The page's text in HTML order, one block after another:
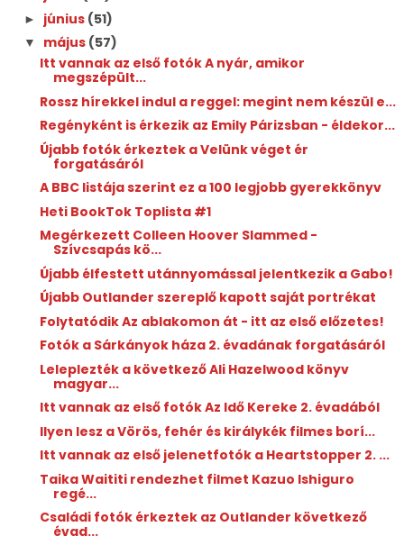
► június (51)
▼ május (57)
Itt vannak az első fotók A nyár, amikor
megszépült...
Rossz hírekkel indul a reggel: megint nem készül e...
Regényként is érkezik az Emily Párizsban - éldekor...
Újabb fotók érkeztek a Velünk véget ér
forgatásáról
A BBC listája szerint ez a 100 legjobb gyerekkönyv
Heti BookTok Toplista #1
Megérkezett Colleen Hoover Slammed -
Szívcsapás kö...
Újabb élfestett utánnyomással jelentkezik a Gabo!
Újabb Outlander szereplő kapott saját portrékat
Folytatódik Az ablakomon át - itt az első előzetes!
Fotók a Sárkányok háza 2. évadának forgatásáról
Leleplezték a következő Ali Hazelwood könyv
magyar...
Itt vannak az első fotók Az Idő Kereke 2. évadából
Ilyen lesz a Vörös, fehér és királykék filmes borí...
Itt vannak az első jelenetfotók a Heartstopper 2. ...
Taika Waititi rendezhet filmet Kazuo Ishiguro
regé...
Családi fotók érkeztek az Outlander következő
évad...